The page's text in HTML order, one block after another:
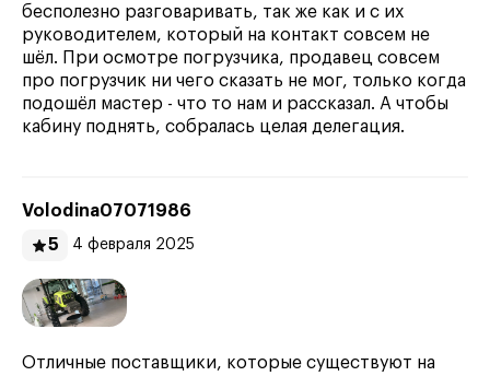
бесполезно разговаривать, так же как и с их
руководителем, который на контакт совсем не
шёл. При осмотре погрузчика, продавец совсем
про погрузчик ни чего сказать не мог, только когда
подошёл мастер - что то нам и рассказал. А чтобы
кабину поднять, собралась целая делегация.
Volodina07071986
5
4 февраля 2025
Отличные поставщики, которые существуют на